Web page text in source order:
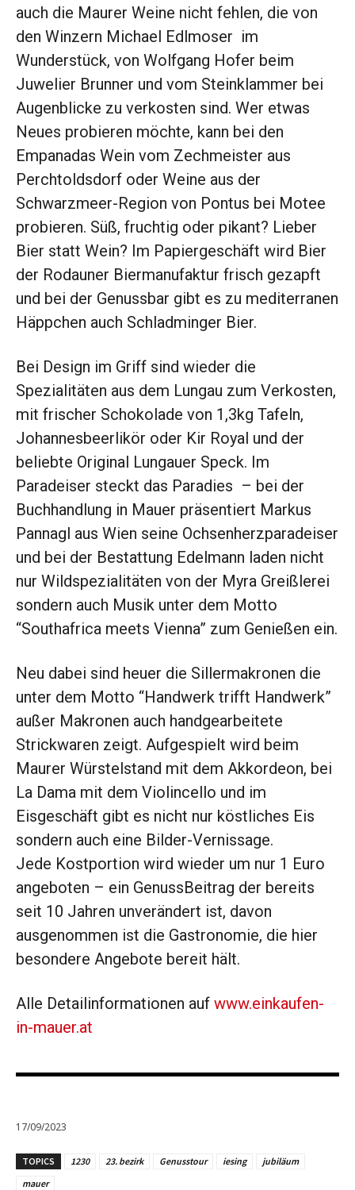
auch die Maurer Weine nicht fehlen, die von
den Winzern Michael Edlmoser im
Wunderstück, von Wolfgang Hofer beim
Juwelier Brunner und vom Steinklammer bei
Augenblicke zu verkosten sind. Wer etwas
Neues probieren möchte, kann bei den
Empanadas Wein vom Zechmeister aus
Perchtoldsdorf oder Weine aus der
Schwarzmeer-Region von Pontus bei Motee
probieren. Süß, fruchtig oder pikant? Lieber
Bier statt Wein? Im Papiergeschäft wird Bier
der Rodauner Biermanufaktur frisch gezapft
und bei der Genussbar gibt es zu mediterranen
Häppchen auch Schladminger Bier.
Bei Design im Griff sind wieder die
Spezialitäten aus dem Lungau zum Verkosten,
mit frischer Schokolade von 1,3kg Tafeln,
Johannesbeerlikör oder Kir Royal und der
beliebte Original Lungauer Speck. Im
Paradeiser steckt das Paradies – bei der
Buchhandlung in Mauer präsentiert Markus
Pannagl aus Wien seine Ochsenherzparadeiser
und bei der Bestattung Edelmann laden nicht
nur Wildspezialitäten von der Myra Greißlerei
sondern auch Musik unter dem Motto
“Southafrica meets Vienna” zum Genießen ein.
Neu dabei sind heuer die Sillermakronen die
unter dem Motto “Handwerk trifft Handwerk”
außer Makronen auch handgearbeitete
Strickwaren zeigt. Aufgespielt wird beim
Maurer Würstelstand mit dem Akkordeon, bei
La Dama mit dem Violincello und im
Eisgeschäft gibt es nicht nur köstliches Eis
sondern auch eine Bilder-Vernissage.
Jede Kostportion wird wieder um nur 1 Euro
angeboten – ein GenussBeitrag der bereits
seit 10 Jahren unverändert ist, davon
ausgenommen ist die Gastronomie, die hier
besondere Angebote bereit hält.
Alle Detailinformationen auf www.einkaufen-
in-mauer.at
17/09/2023
TOPICS 1230 23. bezirk Genusstour iesing
jubiläum
mauer